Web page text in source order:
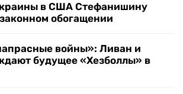
в США Стефанишину
обогащении
войны»: Ливан и
будущее «Хезболлы» в